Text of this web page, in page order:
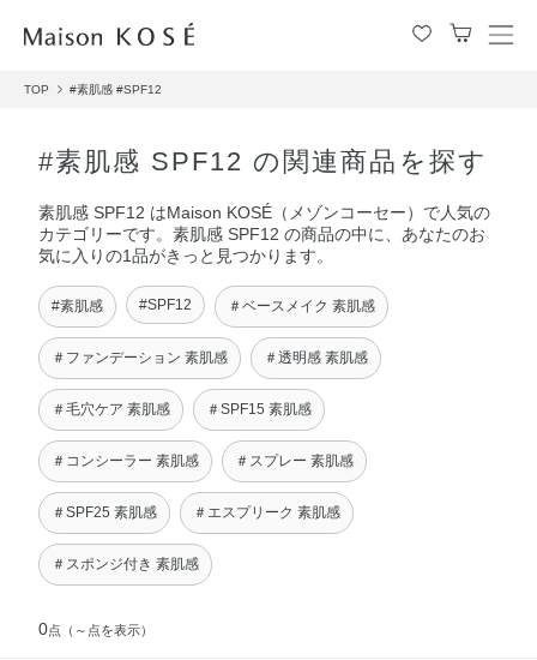
メ
TOP #素肌感 #SPF12
#素肌感 SPF12 の関連商品を探す
素肌感 SPF12 はMaison KOSÉ（メゾンコーセー）で人気の
カテゴリーです。素肌感 SPF12 の商品の中に、あなたのお
気に入りの1品がきっと見つかります。
#素肌感 #SPF12 ＃ベースメイク 素肌感
＃ファンデーション 素肌感 ＃透明感 素肌感
＃毛穴ケア 素肌感 ＃SPF15 素肌感
＃コンシーラー 素肌感 ＃スプレー 素肌感
＃SPF25 素肌感 ＃エスプリーク 素肌感
＃スポンジ付き 素肌感
0点 （～点を表示）